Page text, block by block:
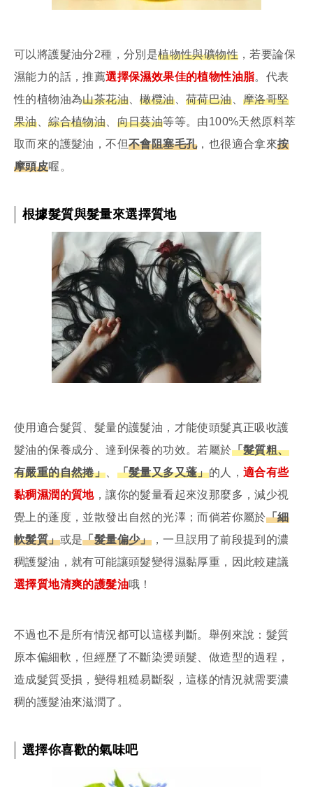
可以將護髮油分2種，分別是植物性與礦物性 ，若要論保
濕能力的話，推薦選擇保濕效果佳的植物性油脂。代表
性的植物油為山茶花油 、橄欖油、荷荷巴油、摩洛哥堅
果油、綜合植物油 向日葵油等等。由100%天然原料萃
取而來的護髮油，不但不會阻塞毛孔，也很適合拿來按
摩頭皮喔。
根據髮質與髮量來選擇質地
使用適合髮質、髮量的護髮油，才能使頭髮真正吸收護
髮油的保養成分、達到保養的功效。若屬於「髮質粗、
有嚴重的自然捲」
「髮量又多又蓬」的人，適合有些
黏稠濕潤的質地，讓你的髮量看起來沒那麼多，減少視
覺上的蓬度，並散發出自然的光澤；而倘若你屬於「細
軟髮質」或是「髮量偏少」，一旦誤用了前段提到的濃
稠護髮油，就有可能讓頭髮變得濕黏厚重，因此較建議
選擇質地清爽的護髮油哦！
不過也不是所有情況都可以這樣判斷。舉例來說：髮質
原本偏細軟，但經歷了不斷染燙頭髮、做造型的過程，
造成髮質受損，變得粗糙易斷裂，這樣的情況就需要濃
稠的護髮油來滋潤了。
選擇你喜歡的氣味吧